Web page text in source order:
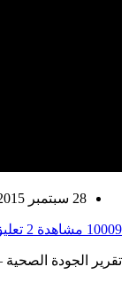
28 سبتمبر 2015
10009 مشاهدة 2 تعليق
تقرير الجودة